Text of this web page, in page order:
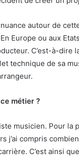
nuance autour de
Europe ou aux
C’est-à-
technique de sa
métier ?
musicien. Pour
j’ai compris
C’est ainsi